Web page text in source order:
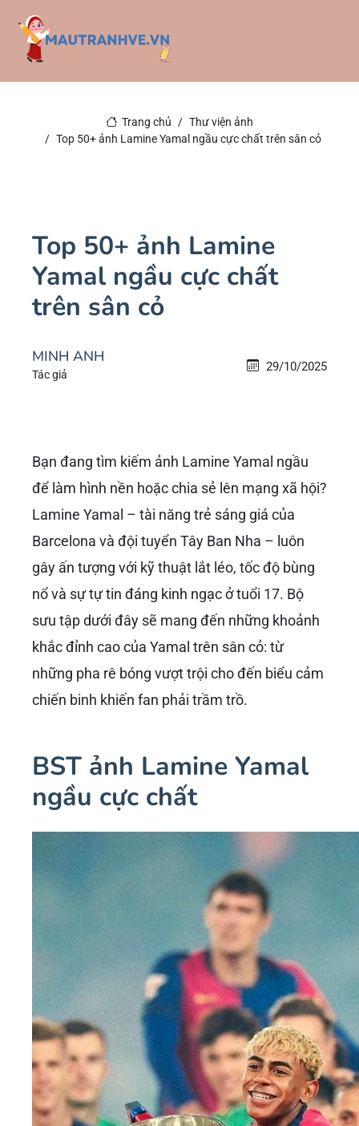
Trang chủ
Thư viện ảnh
Top 50+ ảnh Lamine Yamal ngầu cực chất trên sân cỏ
Top 50+ ảnh Lamine
Yamal ngầu cực chất
trên sân cỏ
MINH ANH
Tác giả
29/10/2025
Bạn đang tìm kiếm ảnh Lamine Yamal ngầu
để làm hình nền hoặc chia sẻ lên mạng xã hội?
Lamine Yamal – tài năng trẻ sáng giá của
Barcelona và đội tuyển Tây Ban Nha – luôn
gây ấn tượng với kỹ thuật lắt léo, tốc độ bùng
nổ và sự tự tin đáng kinh ngạc ở tuổi 17. Bộ
sưu tập dưới đây sẽ mang đến những khoảnh
khắc đỉnh cao của Yamal trên sân cỏ: từ
những pha rê bóng vượt trội cho đến biểu cảm
chiến binh khiến fan phải trầm trồ.
BST ảnh Lamine Yamal
ngầu cực chất